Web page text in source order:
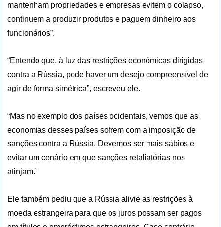
mantenham propriedades e empresas evitem o colapso,
continuem a produzir produtos e paguem dinheiro aos
funcionários”.
“Entendo que, à luz das restrições econômicas dirigidas
contra a Rússia, pode haver um desejo compreensível de
agir de forma simétrica”, escreveu ele.
“Mas no exemplo dos países ocidentais, vemos que as
economias desses países sofrem com a imposição de
sanções contra a Rússia. Devemos ser mais sábios e
evitar um cenário em que sanções retaliatórias nos
atinjam.”
Ele também pediu que a Rússia alivie as restrições à
moeda estrangeira para que os juros possam ser pagos